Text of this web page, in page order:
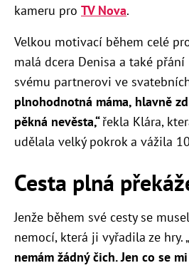
kameru pro TV Nova.
Velkou motivací během celé
malá dcera Denisa a také
svému partnerovi ve
plnohodnotná máma, hlavně
pěkná nevěsta,“řekla Klára,
udělala velký pokrok a vážila
Cesta plná
Jenže během své cesty se
nemocí, která ji vyřadila ze hry. „
nemám žádný čich. Jen co se